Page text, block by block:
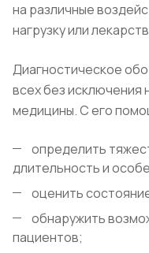
на различные
нагрузку или
Диагностическое
всех без исключения
медицины. С его
определить
длительность и
оценить
обнаружить
пациентов;